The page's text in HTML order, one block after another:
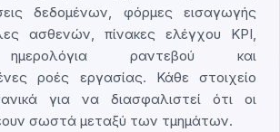
δεδομένων, φόρμες εισαγωγής
ασθενών, πίνακες ελέγχου KPI,
ραντεβού και
ροές εργασίας. Κάθε στοιχείο
για να διασφαλιστεί ότι οι
σωστά μεταξύ των τμημάτων.